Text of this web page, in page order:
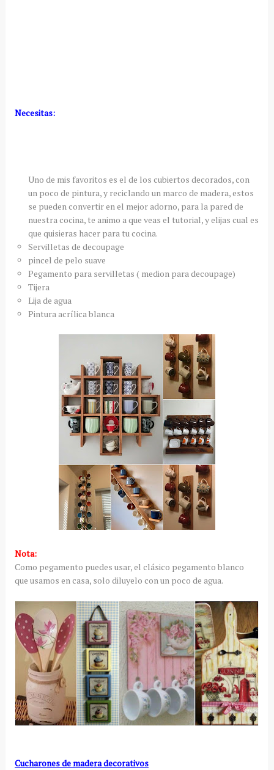
Necesitas:
Uno de mis favoritos es el de los cubiertos decorados, con
un poco de pintura, y reciclando un marco de madera, estos
se pueden convertir en el mejor adorno, para la pared de
nuestra cocina, te animo a que veas el tutorial, y elijas cual es
que quisieras hacer para tu cocina.
Servilletas de decoupage
pincel de pelo suave
Pegamento para servilletas ( medion para decoupage)
Tijera
Lija de agua
Pintura acrílica blanca
Nota:
Como pegamento puedes usar, el clásico pegamento blanco
que usamos en casa, solo diluyelo con un poco de agua.
Cucharones de madera decorativos